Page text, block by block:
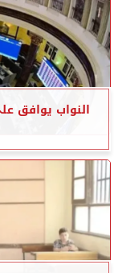
النواب يوافق